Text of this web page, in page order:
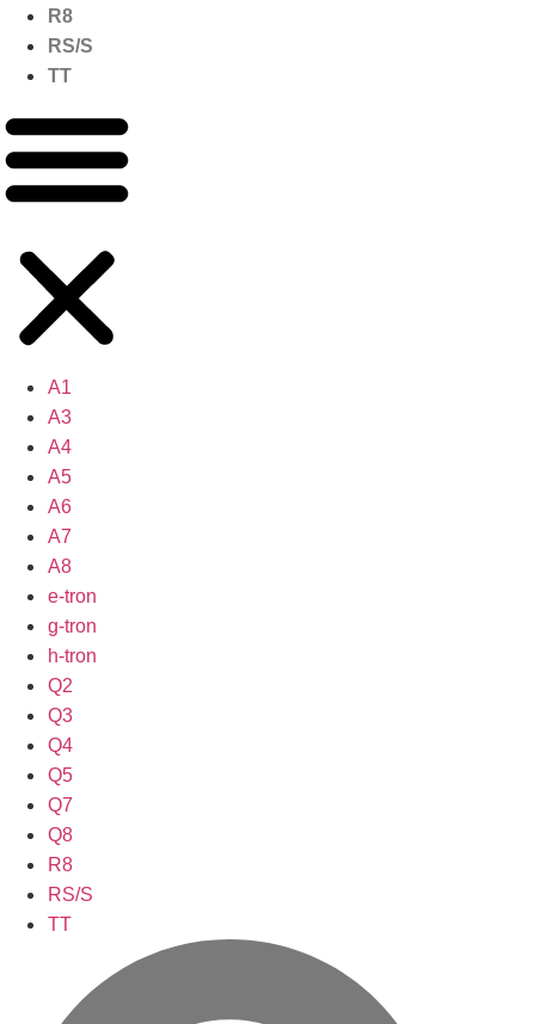
R8
RS/S
TT
A1
A3
A4
A5
A6
A7
A8
e-tron
g-tron
h-tron
Q2
Q3
Q4
Q5
Q7
Q8
R8
RS/S
TT